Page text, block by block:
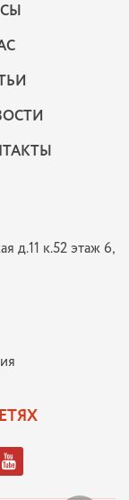
д.11 к.52 этаж 6,